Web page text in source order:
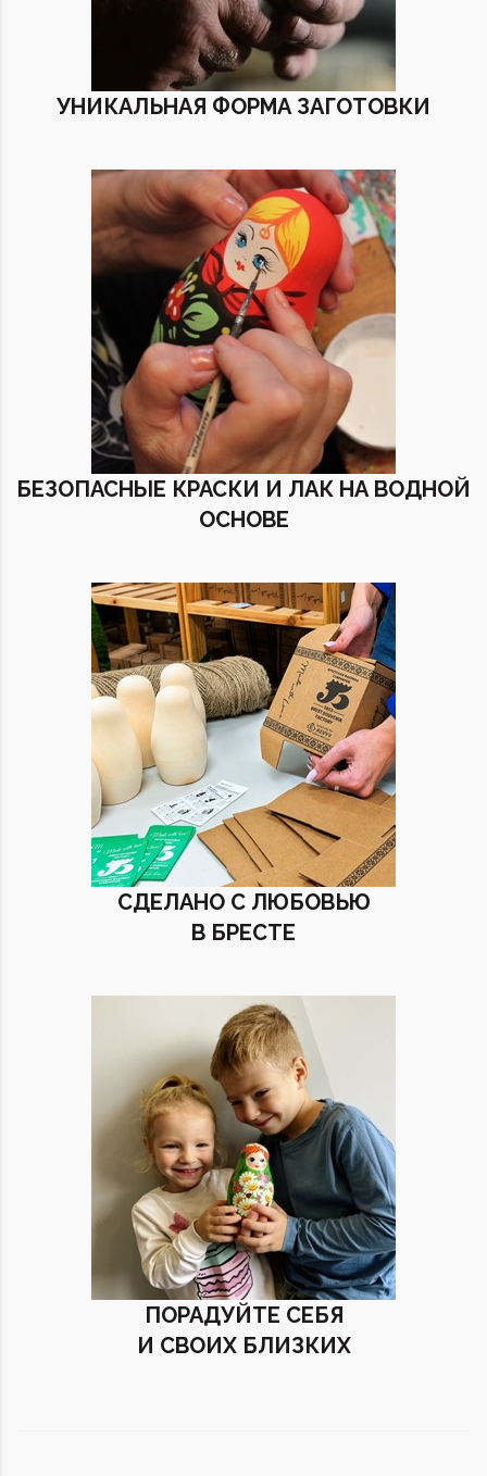
УНИКАЛЬНАЯ ФОРМА ЗАГОТОВКИ
БЕЗОПАСНЫЕ КРАСКИ И ЛАК НА ВОДНОЙ
ОСНОВЕ
СДЕЛАНО С ЛЮБОВЬЮ
В БРЕСТЕ
ПОРАДУЙТЕ СЕБЯ
И СВОИХ БЛИЗКИХ